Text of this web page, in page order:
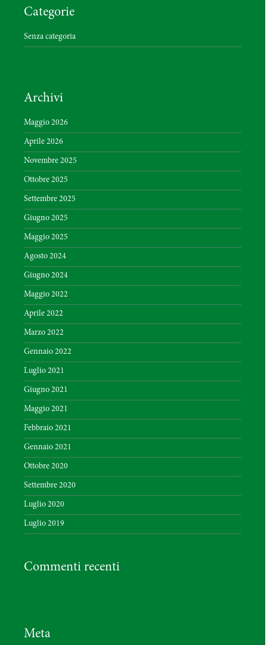
Categorie
Senza categoria
Archivi
Maggio 2026
Aprile 2026
Novembre 2025
Ottobre 2025
Settembre 2025
Giugno 2025
Maggio 2025
Agosto 2024
Giugno 2024
Maggio 2022
Aprile 2022
Marzo 2022
Gennaio 2022
Luglio 2021
Giugno 2021
Maggio 2021
Febbraio 2021
Gennaio 2021
Ottobre 2020
Settembre 2020
Luglio 2020
Luglio 2019
Commenti recenti
Meta